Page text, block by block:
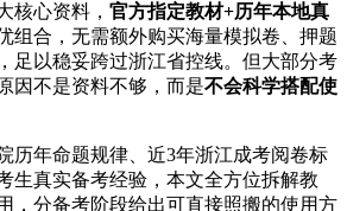
核心资料， 官方指定教材+历年本地真
组合，无需额外购买海量模拟卷、押题
足以稳妥跨过浙江省控线。但大部分考
因不是资料不够，而是不会科学搭配使
历年命题规律、近3年浙江成考阅卷标
生真实备考经验，本文全方位拆解教
，分备考阶段给出可直接照搬的使用方